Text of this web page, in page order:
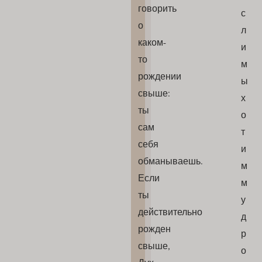
говорить
о
каком-
то
рождении
свыше:
ты
сам
себя
обманываешь.
Если
ты
действительно
рожден
свыше,
с
л
и
м
ы
х
о
т
и
м
м
у
д
р
о